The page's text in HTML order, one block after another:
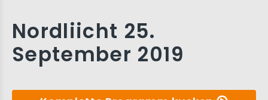
Nordliicht 25.
September 2019